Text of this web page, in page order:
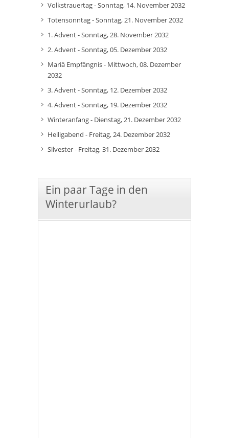
Volkstrauertag - Sonntag, 14. November 2032
Totensonntag - Sonntag, 21. November 2032
1. Advent - Sonntag, 28. November 2032
2. Advent - Sonntag, 05. Dezember 2032
Mariä Empfängnis - Mittwoch, 08. Dezember
2032
3. Advent - Sonntag, 12. Dezember 2032
4. Advent - Sonntag, 19. Dezember 2032
Winteranfang - Dienstag, 21. Dezember 2032
Heiligabend - Freitag, 24. Dezember 2032
Silvester - Freitag, 31. Dezember 2032
Ein paar Tage in den
Winterurlaub?